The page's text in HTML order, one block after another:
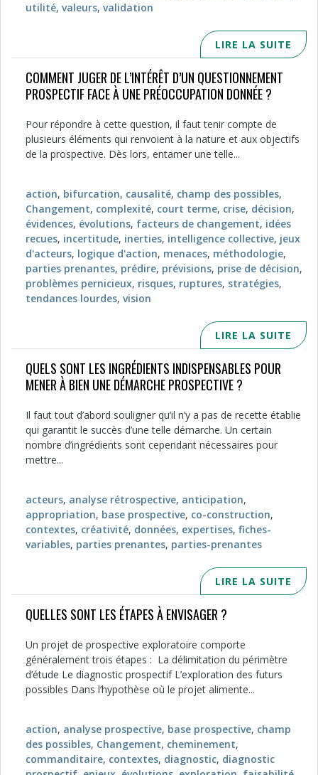
utilité, valeurs, validation
LIRE LA SUITE
COMMENT JUGER DE L’INTÉRÊT D’UN QUESTIONNEMENT
PROSPECTIF FACE À UNE PRÉOCCUPATION DONNÉE ?
Pour répondre à cette question, il faut tenir compte de
plusieurs éléments qui renvoient à la nature et aux objectifs
de la prospective. Dès lors, entamer une telle...
action, bifurcation, causalité, champ des possibles,
Changement, complexité, court terme, crise, décision,
évidences, évolutions, facteurs de changement, idées
recues, incertitude, inerties, intelligence collective, jeux
d'acteurs, logique d'action, menaces, méthodologie,
parties prenantes, prédire, prévisions, prise de décision,
problèmes pernicieux, risques, ruptures, stratégies,
tendances lourdes, vision
LIRE LA SUITE
QUELS SONT LES INGRÉDIENTS INDISPENSABLES POUR
MENER À BIEN UNE DÉMARCHE PROSPECTIVE ?
Il faut tout d’abord souligner qu’il n’y a pas de recette établie
qui garantit le succès d’une telle démarche. Un certain
nombre d’ingrédients sont cependant nécessaires pour
mettre...
acteurs, analyse rétrospective, anticipation,
appropriation, base prospective, co-construction,
contextes, créativité, données, expertises, fiches-
variables, parties prenantes, parties-prenantes
LIRE LA SUITE
QUELLES SONT LES ÉTAPES À ENVISAGER ?
Un projet de prospective exploratoire comporte
généralement trois étapes : La délimitation du périmètre
d’étude Le diagnostic prospectif L’exploration des futurs
possibles Dans l’hypothèse où le projet alimente...
action, analyse prospective, base prospective, champ
des possibles, Changement, cheminement,
commanditaire, contextes, diagnostic, diagnostic